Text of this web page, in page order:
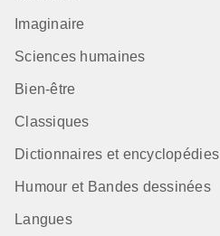
Imaginaire
Sciences humaines
Bien-être
Classiques
Dictionnaires et encyclopédies
Humour et Bandes dessinées
Langues